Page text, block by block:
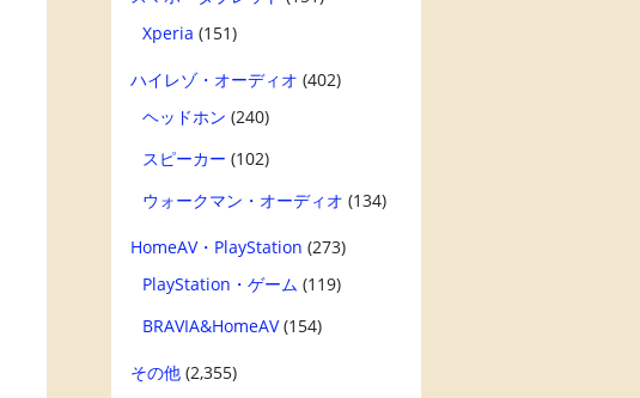
Xperia (151)
ハイレゾ・オーディオ (402)
ヘッドホン (240)
スピーカー (102)
ウォークマン・オーディオ (134)
HomeAV・PlayStation (273)
PlayStation・ゲーム (119)
BRAVIA&HomeAV(154)
その他(2,355)